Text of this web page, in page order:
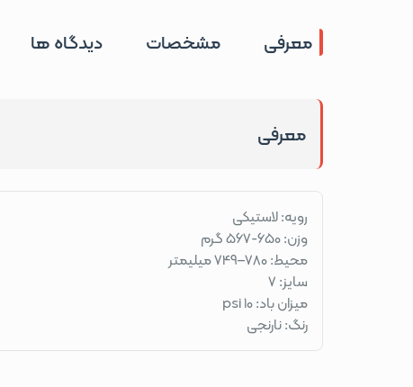
معرفی مشخصات دیدگاه ها
معرفی
رویه: لاستیکی
وزن: 650-567 گرم
محیط: 780–749 میلیمتر
سایز: 7
میزان باد: 10 psi
رنگ: نارنجی